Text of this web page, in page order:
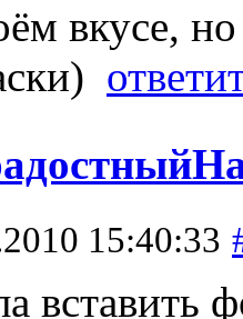
вкусе,
15:40:33
вставить